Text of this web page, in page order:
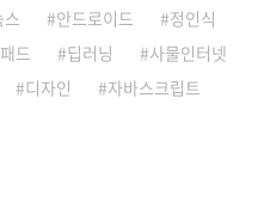
스 안드로이드
정인식
드 딥러닝
사물인터넷
디자인 자바스크립트